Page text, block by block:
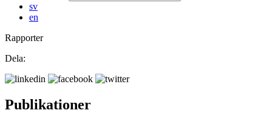
sv
en
Rapporter
Dela:
Publikationer